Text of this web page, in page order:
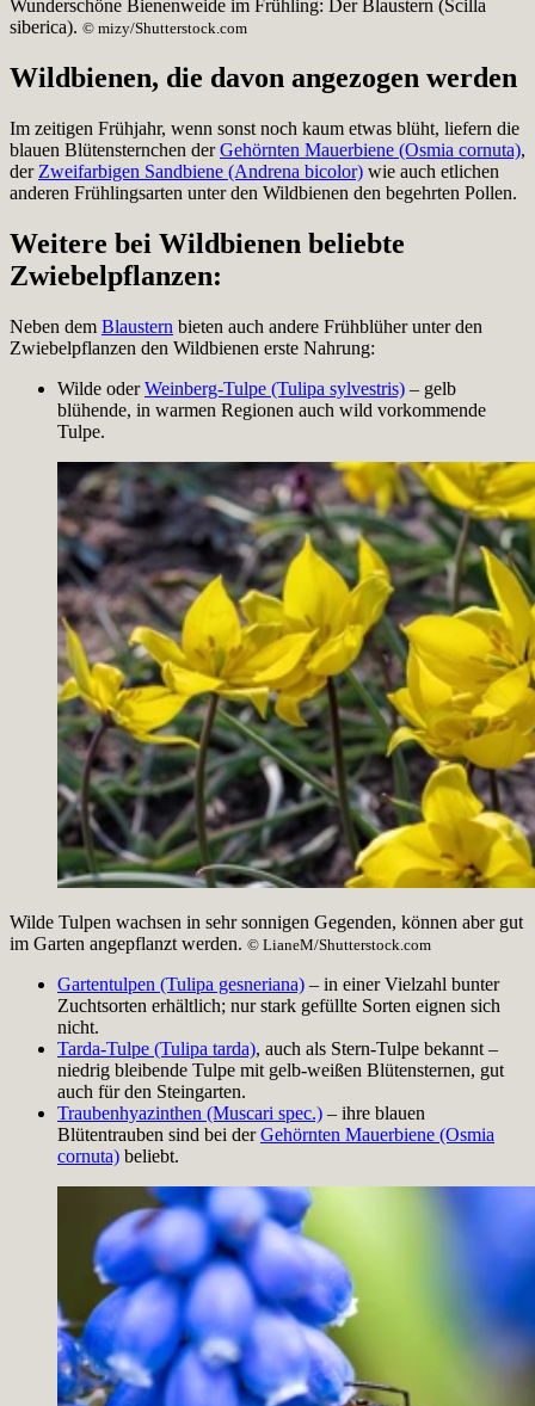
Wunderschöne Bienenweide im Frühling: Der Blaustern (Scilla
siberica). © mizy/Shutterstock.com
Wildbienen, die davon angezogen werden
Im zeitigen Frühjahr, wenn sonst noch kaum etwas blüht, liefern die
blauen Blütensternchen derGehörnten Mauerbiene (Osmia cornuta),
der Zweifarbigen Sandbiene (Andrena bicolor) wie auch etlichen
anderen Frühlingsarten unter den Wildbienen den begehrten Pollen.
Weitere bei Wildbienen beliebte
Zwiebelpflanzen:
Neben dem Blaustern bieten auch andere Frühblüher unter den
Zwiebelpflanzen den Wildbienen erste Nahrung:
Wilde oderWeinberg-Tulpe (Tulipa sylvestris) – gelb
blühende, in warmen Regionen auch wild vorkommende
Tulpe.
Wilde Tulpen wachsen in sehr sonnigen Gegenden, können aber gut
im Garten angepflanzt werden. © LianeM/Shutterstock.com
Gartentulpen (Tulipa gesneriana) – in einer Vielzahl bunter
Zuchtsorten erhältlich; nur stark gefüllte Sorten eignen sich
nicht.
Tarda-Tulpe (Tulipa tarda), auch als Stern-Tulpe bekannt –
niedrig bleibende Tulpe mit gelb-weißen Blütensternen, gut
auch für den Steingarten.
Traubenhyazinthen (Muscari spec.) – ihre blauen
Blütentrauben sind bei derGehörnten Mauerbiene (Osmia
cornuta) beliebt.